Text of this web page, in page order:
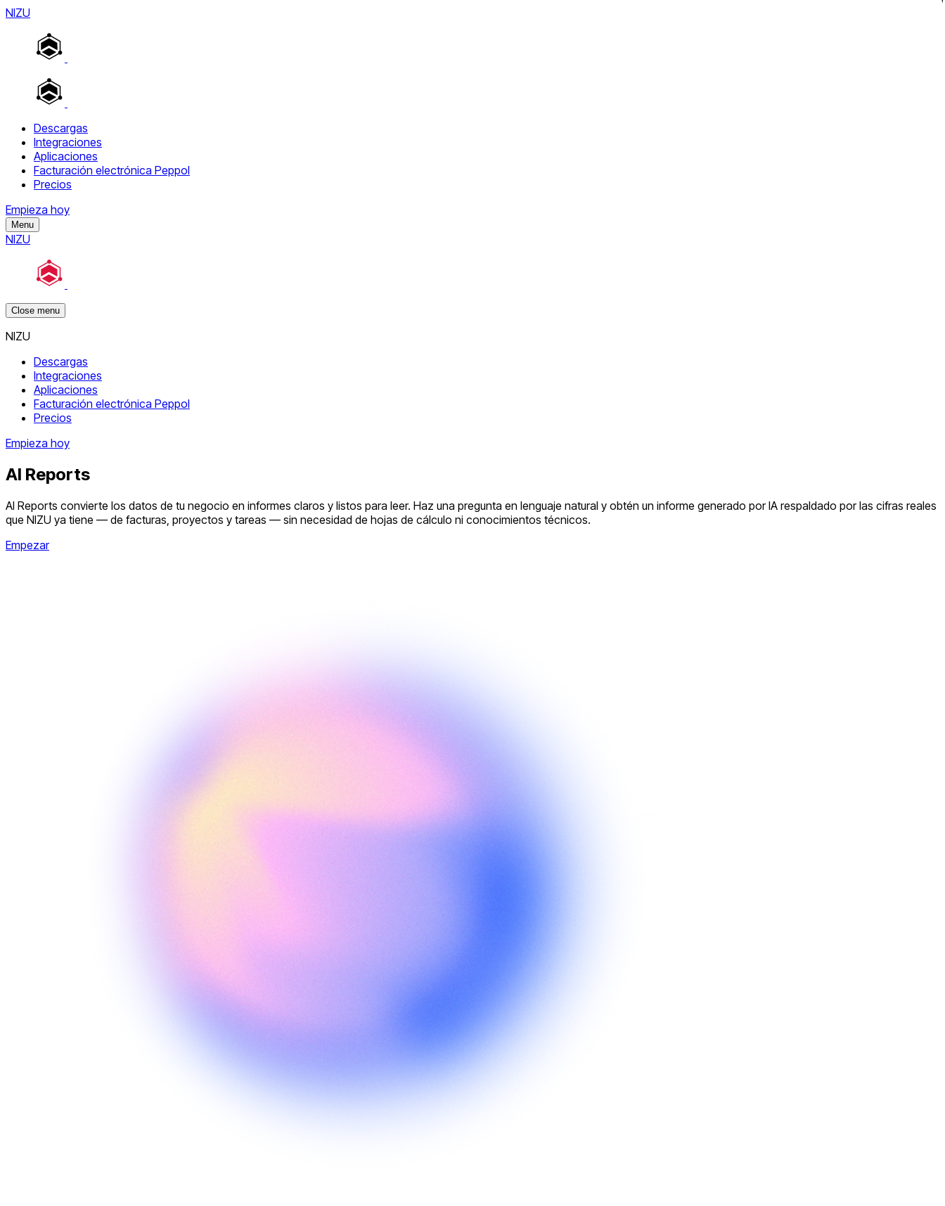
NIZU
Descargas
Integraciones
Aplicaciones
Facturación electrónica Peppol
Precios
Empieza hoy
Menu
NIZU
Close menu
NIZU
Descargas
Integraciones
Aplicaciones
Facturación electrónica Peppol
Precios
Empieza hoy
AI Reports
AI Reports convierte los datos de tu negocio en informes claros y listos para leer. Haz una pregunta en lenguaje natural y obtén un informe generado por IA respaldado por las cifras reales
que NIZU ya tiene — de facturas, proyectos y tareas — sin necesidad de hojas de cálculo ni conocimientos técnicos.
Empezar